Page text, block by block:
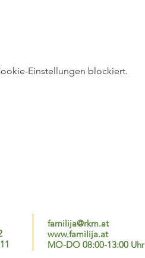
Einstellungen blockiert.
familija@rkm.at
www.familija.at
MO-DO 08:00-13:00 Uhr